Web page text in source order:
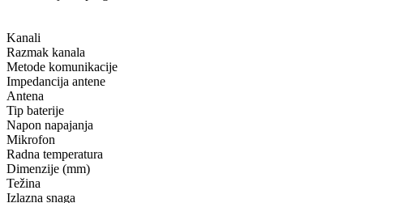
Kanali
Razmak kanala
Metode komunikacije
Impedancija antene
Antena
Tip baterije
Napon napajanja
Mikrofon
Radna temperatura
Dimenzije (mm)
Težina
Izlazna snaga